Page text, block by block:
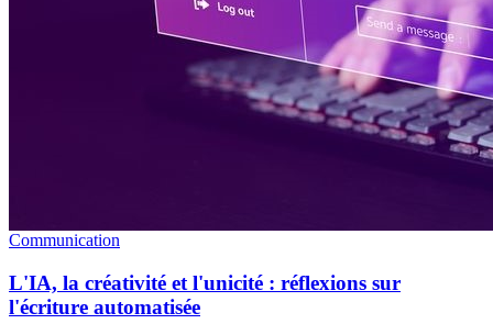
Communication
L'IA, la créativité et l'unicité : réflexions sur
l'écriture automatisée